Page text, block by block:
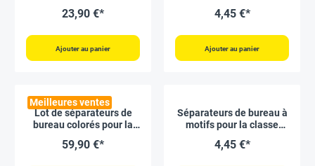
23,90 €*
Ajouter au panier
4,45 €*
Ajouter au panier
Meilleures ventes
Lot de séparateurs de
bureau colorés pour la
Clausura », 15 pièces
59,90 €*
Séparateurs de bureau à
motifs pour la classe
4,45 €*